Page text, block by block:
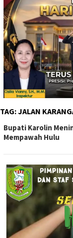
TAG:JALAN
Bupati Karolin
Mempawah Hulu